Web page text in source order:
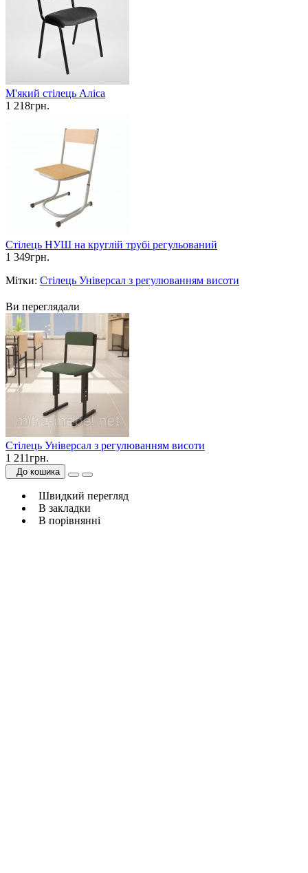
М'який стілець Аліса
1 218грн.
Стілець НУШ на круглій трубі регульований
1 349грн.
Мітки: Стілець Універсал з регулюванням висоти
Ви переглядали
Стілець Універсал з регулюванням висоти
1 211грн.
До кошика
Швидкий перегляд
В закладки
В порівнянні